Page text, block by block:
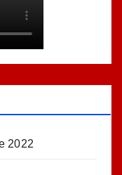
2022